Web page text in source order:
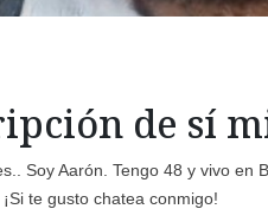
de sí
Soy Aarón. Tengo 48 y vivo
te gusto chatea conmigo!